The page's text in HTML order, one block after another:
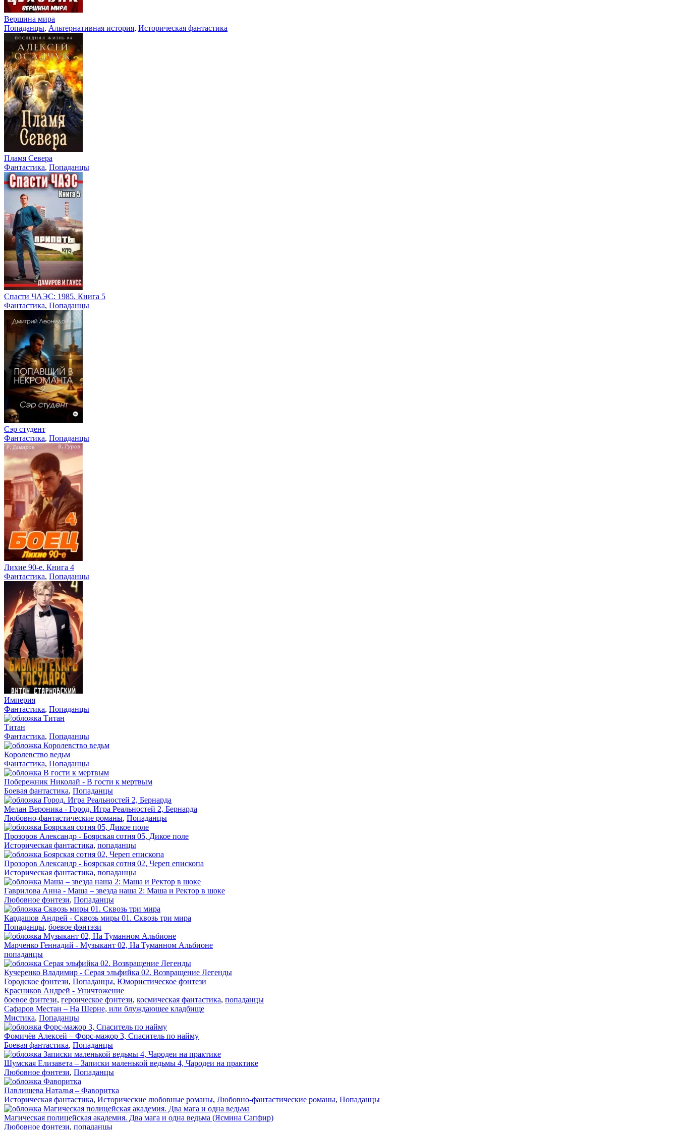
Вершина мира
Попаданцы, Альтернативная история, Историческая фантастика
Пламя Севера
Фантастика, Попаданцы
Спасти ЧАЭС: 1985. Книга 5
Фантастика, Попаданцы
Сэр студент
Фантастика, Попаданцы
Лихие 90-е. Книга 4
Фантастика, Попаданцы
Империя
Фантастика, Попаданцы
Титан
Фантастика, Попаданцы
Королевство ведьм
Фантастика, Попаданцы
Побережник Николай - В гости к мертвым
Боевая фантастика, Попаданцы
Мелан Вероника - Город. Игра Реальностей 2, Бернарда
Любовно-фантастические романы, Попаданцы
Прозоров Александр - Боярская сотня 05, Дикое поле
Историческая фантастика, попаданцы
Прозоров Александр - Боярская сотня 02, Череп епископа
Историческая фантастика, попаданцы
Гаврилова Анна - Маша – звезда наша 2: Маша и Ректор в шоке
Любовное фэнтези, Попаданцы
Кардашов Андрей - Сквозь миры 01. Сквозь три мира
Попаданцы, боевое фэнтэзи
Марченко Геннадий - Музыкант 02, На Туманном Альбионе
попаданцы
Кучеренко Владимир - Серая эльфийка 02. Возвращение Легенды
Городское фэнтези, Попаданцы, Юмористическое фэнтези
Красников Андрей - Уничтожение
боевое фэнтези, героическое фэнтези, космическая фантастика, попаданцы
Сафаров Местан – На Шерне, или блуждающее кладбище
Мистика, Попаданцы
Фомичёв Алексей – Форс-мажор 3, Спаситель по найму
Боевая фантастика, Попаданцы
Шумская Елизавета – Записки маленькой ведьмы 4, Чародеи на практике
Любовное фэнтези, Попаданцы
Павлищева Наталья – Фаворитка
Историческая фантастика, Исторические любовные романы, Любовно-фантастические романы, Попаданцы
Магическая полицейская академия. Два мага и одна ведьма (Ясмина Сапфир)
Любовное фэнтези, попаданцы